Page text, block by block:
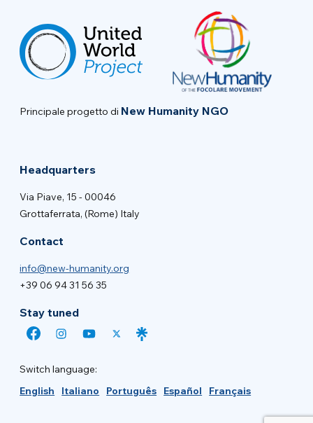
Principale progetto di New Humanity NGO
Headquarters
Via Piave, 15 - 00046
Grottaferrata, (Rome) Italy
Contact
info@new-humanity.org
+39 06 94 31 56 35
Stay tuned
Switch language:
English
Italiano Português Español Français